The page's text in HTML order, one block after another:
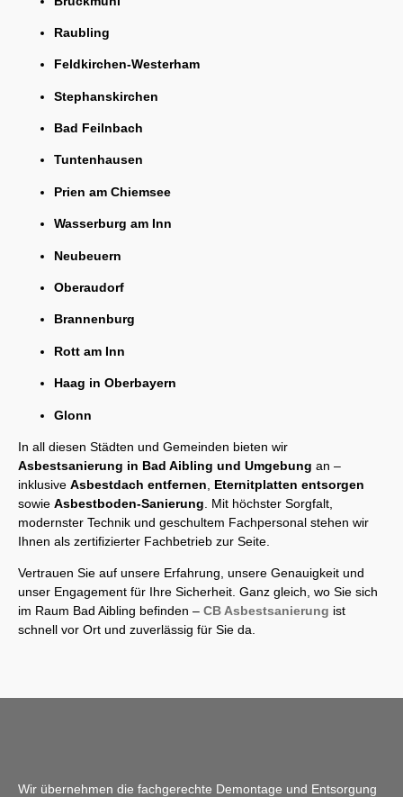
Raubling
Feldkirchen-Westerham
Stephanskirchen
Bad Feilnbach
Tuntenhausen
Prien am Chiemsee
Wasserburg am Inn
Neubeuern
Oberaudorf
Brannenburg
Rott am Inn
Haag in Oberbayern
Glonn
In all diesen Städten und Gemeinden bieten wir
Asbestsanierung in Bad Aibling und Umgebung an –
inklusive Asbestdach entfernen
Eternitplatten entsorgen
sowie Asbestboden-Sanierung . Mit höchster Sorgfalt,
modernster Technik und geschultem Fachpersonal stehen wir
Ihnen als zertifizierter Fachbetrieb zur Seite.
Vertrauen Sie auf unsere Erfahrung, unsere Genauigkeit und
unser Engagement für Ihre Sicherheit. Ganz gleich, wo Sie sich
im Raum Bad Aibling befinden – CB Asbestsanierung ist
schnell vor Ort und zuverlässig für Sie da.
Wir übernehmen die fachgerechte Demontage und Entsorgung